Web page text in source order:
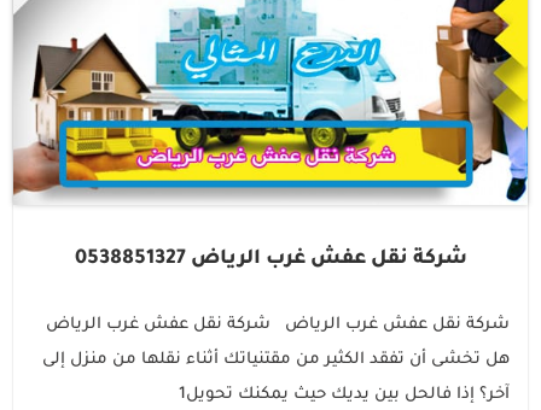
شركة نقل عفش غرب الرياض 0538851327
شركة نقل عفش غرب الرياض شركة نقل عفش غرب الرياض
هل تخشى أن تفقد الكثير من مقتنياتك أثناء نقلها من منزل إلى
آخر؟ إذا فالحل بين يديك حيث يمكنك تحويل1